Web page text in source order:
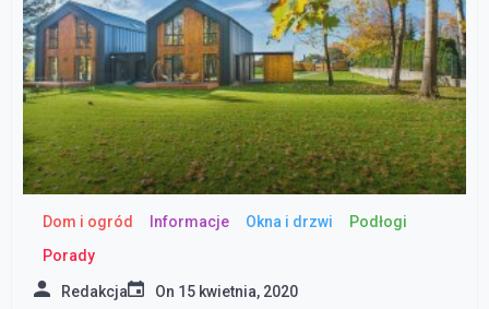
Dom i ogród Informacje Okna i drzwi
Podłogi
Porady
Redakcja On 15 kwietnia, 2020